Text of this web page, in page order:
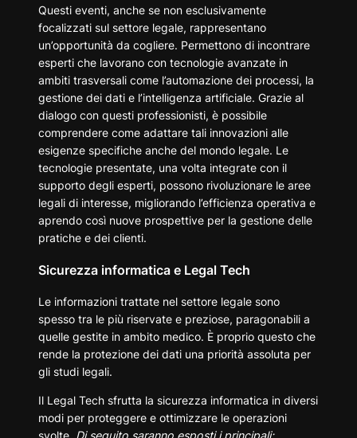
Questi eventi, anche se non esclusivamente
focalizzati sul settore legale, rappresentano
un’opportunità da cogliere. Permettono di incontrare
esperti che lavorano con tecnologie avanzate in
ambiti trasversali come l’automazione dei processi, la
gestione dei dati e l’intelligenza artificiale. Grazie al
dialogo con questi professionisti, è possibile
comprendere come adattare tali innovazioni alle
esigenze specifiche anche del mondo legale. Le
tecnologie presentate, una volta integrate con il
supporto degli esperti, possono rivoluzionare le aree
legali di interesse, migliorando l’efficienza operativa e
aprendo così nuove prospettive per la gestione delle
pratiche e dei clienti.
Sicurezza informatica e Legal Tech
Le informazioni trattate nel settore legale sono
spesso tra le più riservate e preziose, paragonabili a
quelle gestite in ambito medico. È proprio questo che
rende la protezione dei dati una priorità assoluta per
gli studi legali.
Il Legal Tech sfrutta la sicurezza informatica in diversi
modi per proteggere e ottimizzare le operazioni